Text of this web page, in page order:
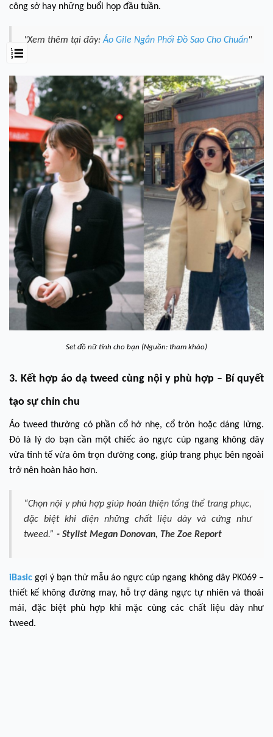
công sở hay những buổi họp đầu tuần.
"Xem thêm tại đây:Áo Gile Ngắn Phối Đồ Sao Cho Chuẩn"
Set đồ nữ tính cho bạn (Nguồn: tham khảo)
3. Kết hợp áo dạ tweed cùng nội y phù hợp – Bí quyết
tạo sự chỉn chu
Áo tweed thường có phần cổ hở nhẹ, cổ tròn hoặc dáng lửng.
Đó là lý do bạn cần một chiếc áo ngực cúp ngang không dây
vừa tinh tế vừa ôm trọn đường cong, giúp trang phục bên ngoài
trở nên hoàn hảo hơn.
“Chọn nội y phù hợp giúp hoàn thiện tổng thể trang phục,
đặc biệt khi diện những chất liệu dày và cứng như
tweed.” - Stylist Megan Donovan, The Zoe Report
iBasic gợi ý bạn thử mẫu áo ngực cúp ngang không dây PK069–
thiết kế không đường may, hỗ trợ dáng ngực tự nhiên và thoải
mái, đặc biệt phù hợp khi mặc cùng các chất liệu dày như
tweed.